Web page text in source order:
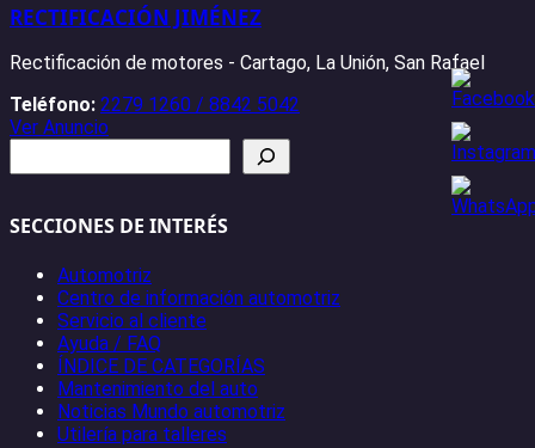
RECTIFICACIÓN JIMÉNEZ
Rectificación de motores - Cartago, La Unión, San Rafael
Teléfono: 2279 1260 / 8842 5042
Ver Anuncio
SECCIONES DE INTERÉS
Automotriz
Centro de información automotriz
Servicio al cliente
Ayuda / FAQ
ÍNDICE DE CATEGORÍAS
Mantenimiento del auto
Noticias Mundo automotriz
Utilería para talleres